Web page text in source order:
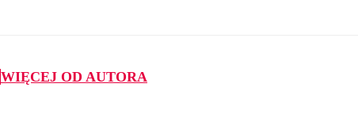
WIĘCEJ OD AUTORA